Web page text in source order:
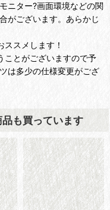
ニター?画面環境などの関
がございます。あらかじ
スメします！
ことがございますので予
は多少の仕様変更がござ
も買っています